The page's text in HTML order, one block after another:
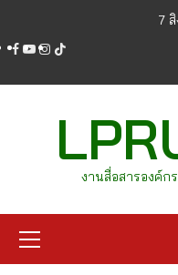
content
7
facebook
youtube
instagram
tiktok
งานสื่อสารองค์ก
Menu